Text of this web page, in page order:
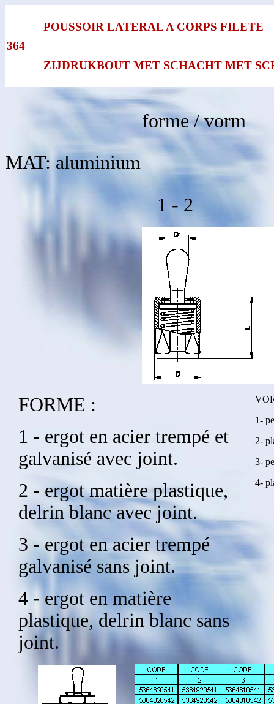
364
POUSSOIR LATERAL A CORPS FILETE
ZIJDRUKBOUT MET SCHACHT MET
forme / vorm
MAT: aluminium
1 - 2
FORME :
1 - ergot en acier trempé et
galvanisé avec joint.
2 - ergot matière plastique,
delrin blanc avec joint.
3 - ergot en acier trempé
galvanisé sans joint.
4 - ergot en matière
plastique, delrin blanc sans
joint.
1-
2-
3-
4-